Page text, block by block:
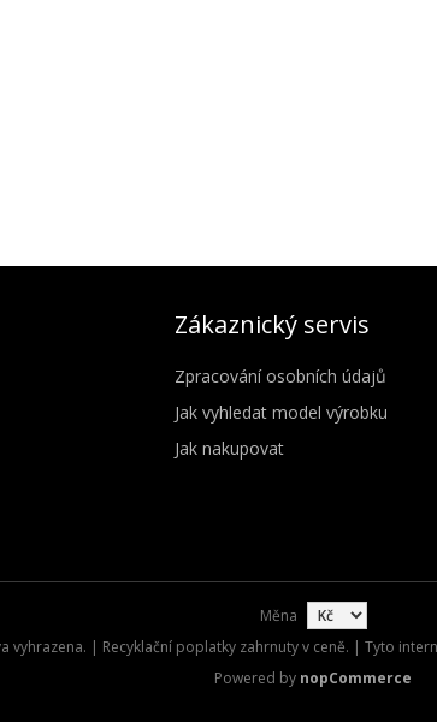
Zákaznický servis
Zpracování osobních údajů
Jak vyhledat model výrobku
Jak nakupovat
Měna
vyhrazena. | Recyklační poplatky zahrnuty v ceně. | Tyto
Powered by nopCommerce